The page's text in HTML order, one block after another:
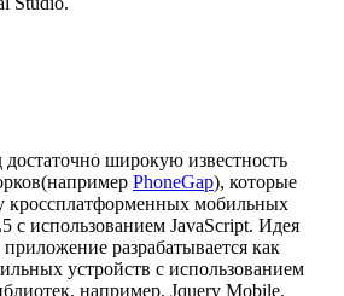
достаточно широкую известность
PhoneGap), которые
кроссплатформенных мобильных
использованием JavaScript. Идея
разрабатывается как
устройств с использованием
например, Jquery Mobile.